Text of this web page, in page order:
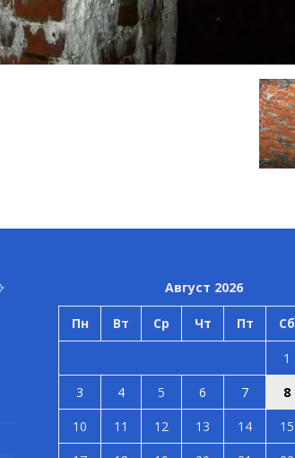
Август 2026
Пн Вт Ср Чт Пт Сб
1
3
4 5 6 7 8
10
11 12 13 14 15